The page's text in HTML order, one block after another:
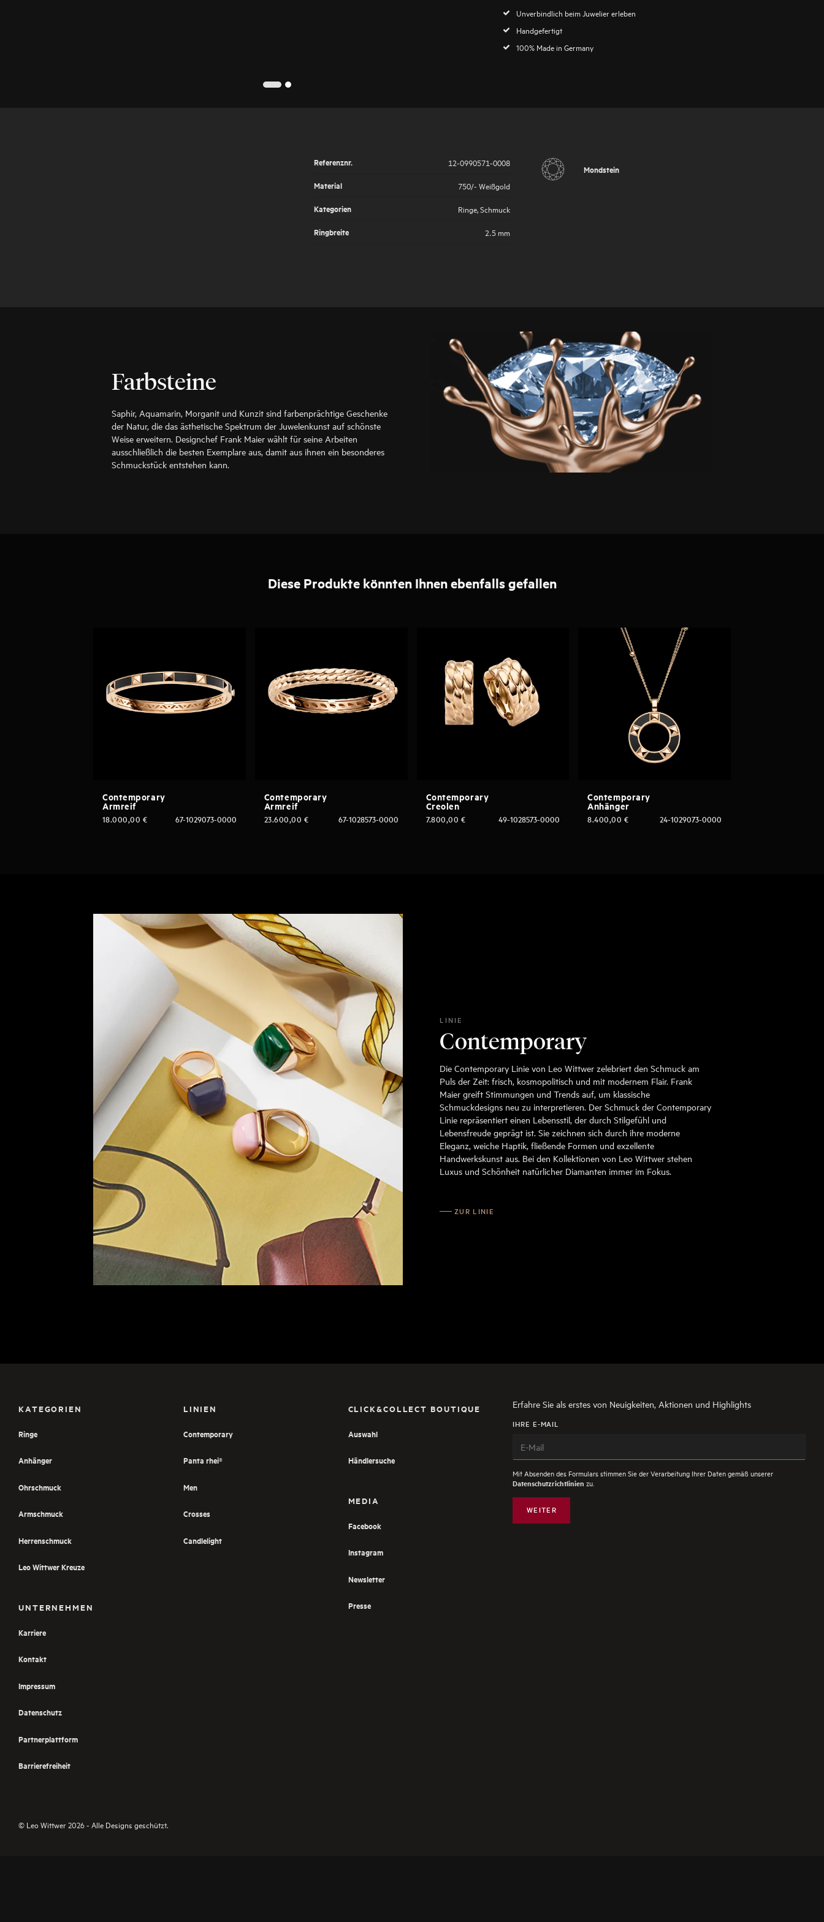
Unverbindlich beim Juwelier erleben
Handgefertigt
100% Made in Germany
Referenznr.
12-0990571-0008
Material
750/- Weißgold
Kategorien
Ringe Schmuck
Ringbreite
2.5 mm
Mondstein
Farbsteine
Saphir, Aquamarin, Morganit und Kunzit sind farbenprächtige Geschenke
der Natur, die das ästhetische Spektrum der Juwelenkunst auf schönste
Weise erweitern. Designchef Frank Maier wählt für seine Arbeiten
ausschließlich die besten Exemplare aus, damit aus ihnen ein besonderes
Schmuckstück entstehen kann.
Diese Produkte könnten Ihnen ebenfalls gefallen
Contemporary
Armreif
67-1029073-0000
18.000,00 €
Contemporary
Armreif
67-1028573-0000
23.600,00 €
Contemporary
Creolen
49-1028573-0000
7.800,00 €
Contemporary
Anhänger
24-1029073-0000
8.400,00 €
LINIE
Contemporary
Die Contemporary Linie von Leo Wittwer zelebriert den Schmuck am
Puls der Zeit: frisch, kosmopolitisch und mit modernem Flair. Frank
Maier greift Stimmungen und Trends auf, um klassische
Schmuckdesigns neu zu interpretieren. Der Schmuck der Contemporary
Linie repräsentiert einen Lebensstil, der durch Stilgefühl und
Lebensfreude geprägt ist. Sie zeichnen sich durch ihre moderne
Eleganz, weiche Haptik, fließende Formen und exzellente
Handwerkskunst aus. Bei den Kollektionen von Leo Wittwer stehen
Luxus und Schönheit natürlicher Diamanten immer im Fokus.
ZUR LINIE
KATEGORIEN
Ringe
Anhänger
Ohrschmuck
Armschmuck
Herrenschmuck
Leo Wittwer Kreuze
UNTERNEHMEN
Karriere
Kontakt
Impressum
Datenschutz
Partnerplattform
Barrierefreiheit
LINIEN
Contemporary
Panta rhei®
Men
Crosses
Candlelight
CLICK&COLLECT BOUTIQUE
Auswahl
Händlersuche
MEDIA
Facebook
Instagram
Newsletter
Presse
Erfahre Sie als erstes von Neuigkeiten, Aktionen und Highlights
IHRE E-MAIL
Mit Absenden des Formulars stimmen Sie der Verarbeitung Ihrer Daten gemäß unserer
Datenschutzrichtlinien zu.
WEITER
© Leo Wittwer 2026 - Alle Designs geschützt.